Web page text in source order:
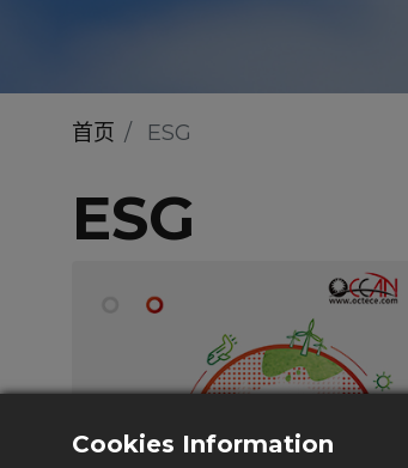
首页 ESG
ESG
Cookies Information